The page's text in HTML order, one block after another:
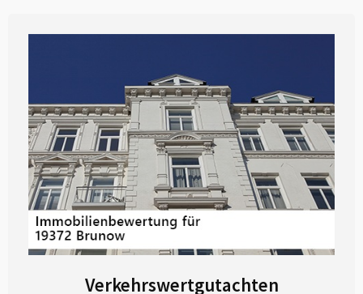
Verkehrswertgutachten